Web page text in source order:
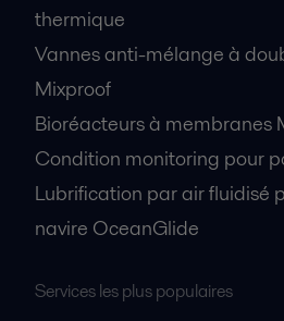
thermique
Vannes anti-mélange à
Mixproof
Bioréacteurs à membranes
Condition monitoring pour
Lubrification par air fluidisé
navire OceanGlide
Services les plus populaires